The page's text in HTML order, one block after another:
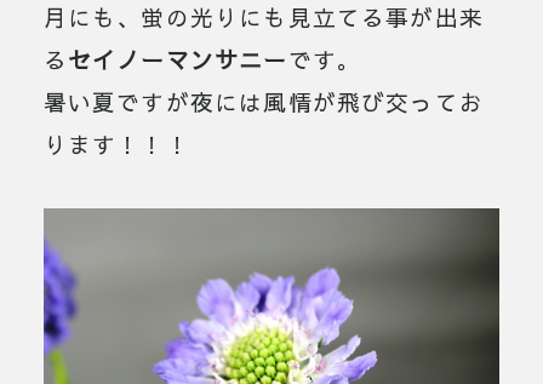
月にも、蛍の光りにも見立てる事が出来
るセイノーマンサニーです。
暑い夏ですが夜には風情が飛び交ってお
ります！！！